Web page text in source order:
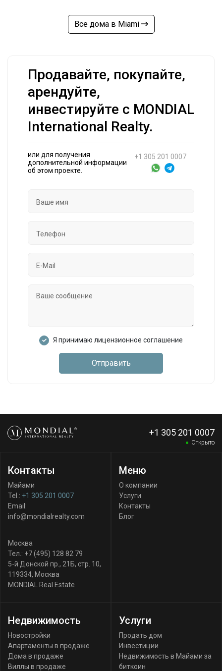
Все дома в Miami
Продавайте, покупайте,
арендуйте,
инвестируйте с MONDIAL
International Realty.
или для получения
дополнительной информации
об этом проекте.
+1 305 201 0007
Я принимаю лицензионное соглашение
Отправить
+1 305 201 0007
Открыто
Контакты
Майами
Tel.: +1 305 201 0007
Email:
info@mondialrealty.com
Москва
Тел.: +7 (495) 128 82 79
5-й Донской пр., 21Б, стр. 10,
119334, Москва
MONDIAL Real Estate
Меню
О компании
Услуги
Контакты
Блог
Недвижимость
Новостройки
Апартаменты в продаже
Дома в продаже
Виллы в продаже
Услуги
Продать дом
Инвестиции
Недвижимость в Майами за
биткоин